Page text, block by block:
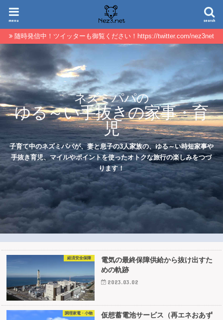
search
menu
随時発信中！ツイッターも御覧ください！https://twitter.com/nez3net
ネズミパパの
ゆる～い手抜きの家事・育
児
子育て中のネズミパパが、妻と息子の3人家族の、ゆる～い時短家事や
手抜き育児、マイルやポイントを使ったオトクな旅行の楽しみをつづ
ります！
経済安全保障
電気の最終保障供給から抜け出すた
めの軌跡
2023.03.02
調理家電・小物
仮想蓄電池サービス（再エネおあず